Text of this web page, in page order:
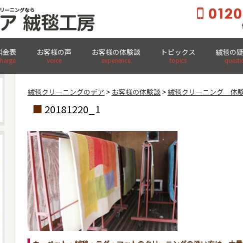
ーニングなら
金表 お客様の声
voice
お客様の体験談
experience
トピックス
topics
絨毯の
玄関先まで集荷・集配OK! 全国宅配クリーニング
絨毯クリーニングのデア > お客様の体験談 >絨毯クリーニング 体
20181220_1